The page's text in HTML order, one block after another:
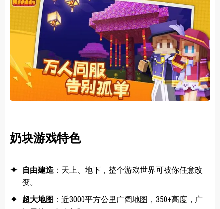
奶块游戏特色
自由建造：天上、地下，整个游戏世界可被你任意改
变。
超大地图 ：近3000平方公里广阔地图，350+高度，广